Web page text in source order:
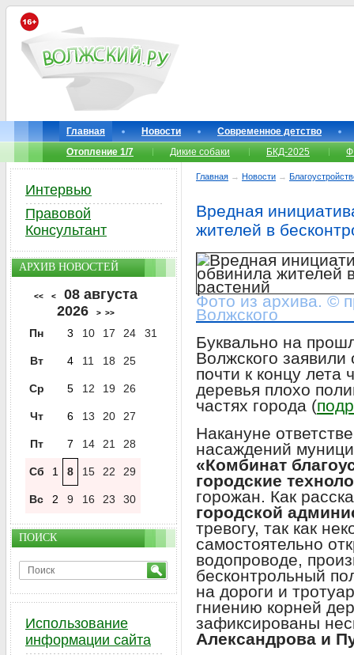
Главная Новости
Современное детство
Отопление 1/7
Дикие собаки БКД-2025
Главная → Новости →
Вредная
жителей в
Фото из архива. ©
Волжского
Буквально на
Волжского
почти к концу лета
деревья плохо
частях города (
Накануне
насаждений
«Комбинат
городские
горожан. Как
городской
тревогу, так как
самостоятельно
водопроводе,
бесконтрольный
на дороги и
гниению корней
зафиксированы
Александрова и
Интервью
Правовой
Консультант
АРХИВ НОВОСТЕЙ
<< <
08 августа
2026
> >>
Пн 3 10 17 24 31
Вт 4 11 18 25
Ср 5 12 19 26
Чт 6 13 20 27
Пт 7 14 21 28
Сб 1 8 15 22 29
Вс 2 9 16 23 30
ПОИСК
Использование
информации сайта